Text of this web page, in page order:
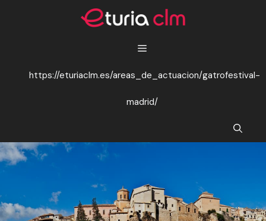
https://eturiaclm.es/areas_de_actuacion/gatrofestival-
madrid/